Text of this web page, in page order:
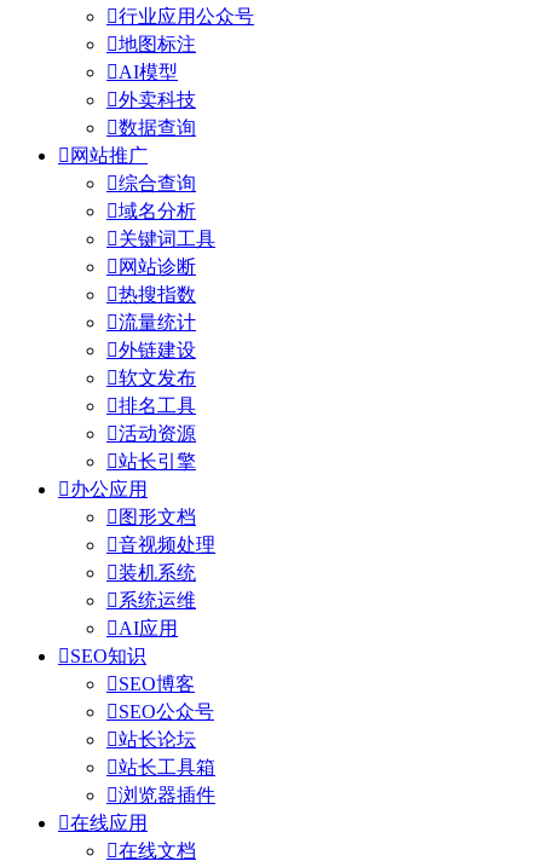
行业应用公众号
地图标注
AI模型
外卖科技
数据查询
 网站推广
综合查询
域名分析
关键词工具
 网站诊断
热搜指数
流量统计
外链建设
软文发布
排名工具
活动资源
站长引擎
办公应用
 图形文档
音视频处理
装机系统
系统运维
AI应用
SEO知识
SEO博客
SEO公众号
站长论坛
站长工具箱
浏览器插件
在线应用
在线文档